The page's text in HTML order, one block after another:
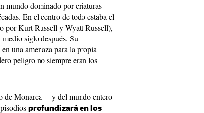
mundo dominado por criaturas
En el centro de todo estaba el
por Kurt Russell y Wyatt Russell),
siglo después. Su
una amenaza para la propia
peligro no siempre eran los
de Monarca —y del mundo entero
profundizará en los